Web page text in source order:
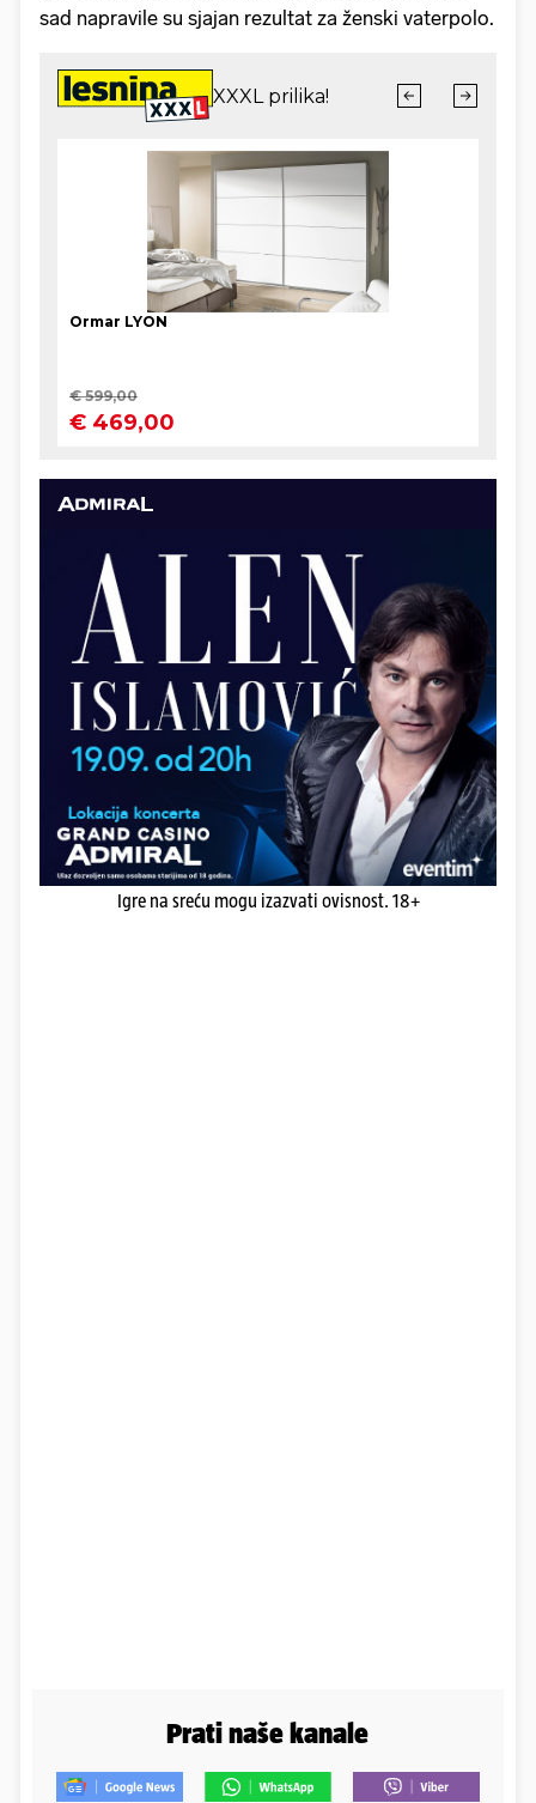
sad napravile su sjajan rezultat za ženski vaterpolo.
Igre na sreću mogu izazvati ovisnost. 18+
Prati naše kanale